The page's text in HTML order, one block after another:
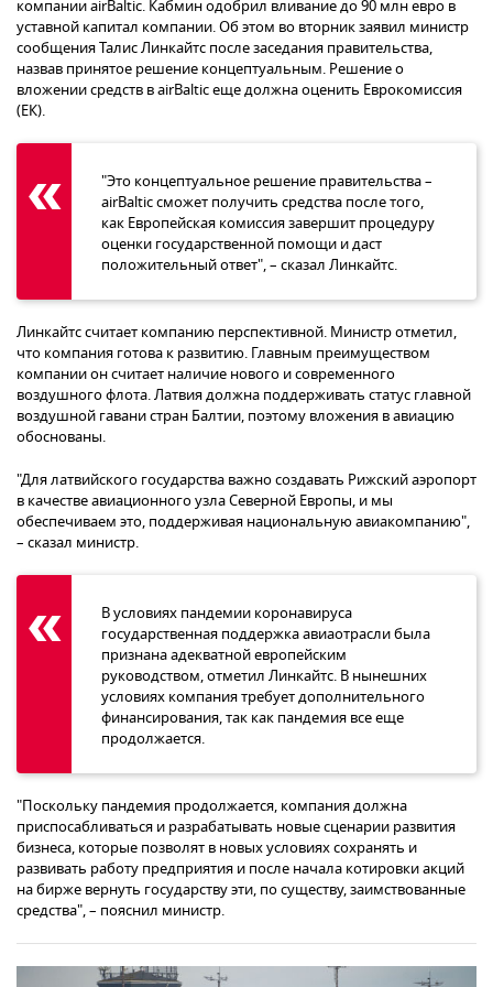
компании airBaltic. Кабмин одобрил вливание до 90 млн евро в
уставной капитал компании. Об этом во вторник заявил министр
сообщения Талис Линкайтс после заседания правительства,
назвав принятое решение концептуальным. Решение о
вложении средств в airBaltic еще должна оценить Еврокомиссия
(ЕК).
"Это концептуальное решение правительства –
airBaltic сможет получить средства после того,
как Европейская комиссия завершит процедуру
оценки государственной помощи и даст
положительный ответ", – сказал Линкайтс.
Линкайтс считает компанию перспективной. Министр отметил,
что компания готова к развитию. Главным преимуществом
компании он считает наличие нового и современного
воздушного флота. Латвия должна поддерживать статус главной
воздушной гавани стран Балтии, поэтому вложения в авиацию
обоснованы.
"Для латвийского государства важно создавать Рижский аэропорт
в качестве авиационного узла Северной Европы, и мы
обеспечиваем это, поддерживая национальную авиакомпанию",
– сказал министр.
В условиях пандемии коронавируса
государственная поддержка авиаотрасли была
признана адекватной европейским
руководством, отметил Линкайтс. В нынешних
условиях компания требует дополнительного
финансирования, так как пандемия все еще
продолжается.
"Поскольку пандемия продолжается, компания должна
приспосабливаться и разрабатывать новые сценарии развития
бизнеса, которые позволят в новых условиях сохранять и
развивать работу предприятия и после начала котировки акций
на бирже вернуть государству эти, по существу, заимствованные
средства", – пояснил министр.